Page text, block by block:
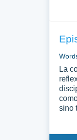
La
sino